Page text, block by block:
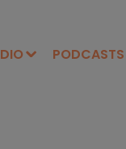
PODCASTS